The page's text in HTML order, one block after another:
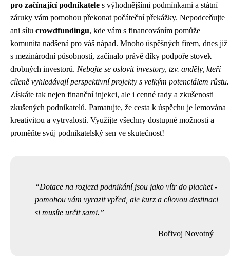
pro začínající podnikatele s výhodnějšími podmínkami a státní
záruky vám pomohou překonat počáteční překážky. Nepodceňujte
ani sílu crowdfundingu, kde vám s financováním pomůže
komunita nadšená pro váš nápad. Mnoho úspěšných firem, dnes již
s mezinárodní působností, začínalo právě díky podpoře stovek
drobných investorů. Nebojte se oslovit investory, tzv. anděly, kteří
cíleně vyhledávají perspektivní projekty s velkým potenciálem růstu.
Získáte tak nejen finanční injekci, ale i cenné rady a zkušenosti
zkušených podnikatelů. Pamatujte, že cesta k úspěchu je lemována
kreativitou a vytrvalostí. Využijte všechny dostupné možnosti a
proměňte svůj podnikatelský sen ve skutečnost!
Dotace na rozjezd podnikání jsou jako vítr do plachet -
pomohou vám vyrazit vpřed, ale kurz a cílovou destinaci
si musíte určit sami.
Bořivoj Novotný